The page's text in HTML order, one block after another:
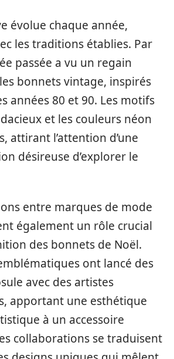
évolue chaque année,
les traditions établies. Par
passée a vu un regain
bonnets vintage, inspirés
années 80 et 90. Les motifs
et les couleurs néon
attirant l’attention d’une
désireuse d’explorer le
entre marques de mode
également un rôle crucial
des bonnets de Noël.
ont lancé des
avec des artistes
apportant une esthétique
à un accessoire
collaborations se traduisent